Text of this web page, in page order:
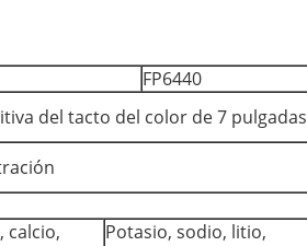
FP6440
del tacto del color de 7 pulgadas
calcio,
Potasio, sodio, litio,